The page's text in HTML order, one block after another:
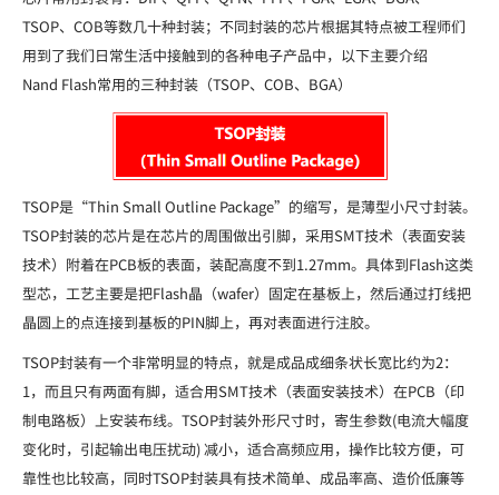
TSOP、COB等数几十种封装；不同封装的芯片根据其特点被工程师们
用到了我们日常生活中接触到的各种电子产品中，以下主要介绍
Nand Flash常用的三种封装（TSOP、COB、BGA）
TSOP是“Thin Small Outline Package”的缩写，是薄型小尺寸封装。
TSOP封装的芯片是在芯片的周围做出引脚，采用SMT技术（表面安装
技术）附着在PCB板的表面，装配高度不到1.27mm。具体到Flash这类
型芯，工艺主要是把Flash晶（wafer）固定在基板上，然后通过打线把
晶圆上的点连接到基板的PIN脚上，再对表面进行注胶。
TSOP封装有一个非常明显的特点，就是成品成细条状长宽比约为2：
1，而且只有两面有脚，适合用SMT技术（表面安装技术）在PCB（印
制电路板）上安装布线。TSOP封装外形尺寸时，寄生参数(电流大幅度
变化时，引起输出电压扰动) 减小，适合高频应用，操作比较方便，可
靠性也比较高，同时TSOP封装具有技术简单、成品率高、造价低廉等